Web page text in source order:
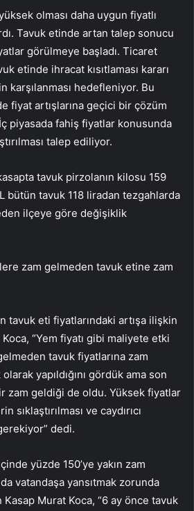
olması daha uygun fiyatlı
Tavuk etinde artan talep sonucu
görülmeye başladı. Ticaret
etinde ihracat kısıtlaması kararı
karşılanması hedefleniyor. Bu
fiyat artışlarına geçici bir çözüm
piyasada fahiş fiyatlar konusunda
talep ediliyor.
tavuk pirzolanın kilosu 159
bütün tavuk 118 liradan tezgahlarda
ilçeye göre değişiklik
zam gelmeden tavuk etine zam
tavuk eti fiyatlarındaki artışa ilişkin
“Yem fiyatı gibi maliyete etki
tavuk fiyatlarına zam
yapıldığını gördük ama son
zam geldiği de oldu. Yüksek fiyatlar
sıklaştırılması ve caydırıcı
dedi.
yüzde 150’ye yakın zam
da vatandaşa yansıtmak zorunda
Kasap Murat Koca, “6 ay önce tavuk